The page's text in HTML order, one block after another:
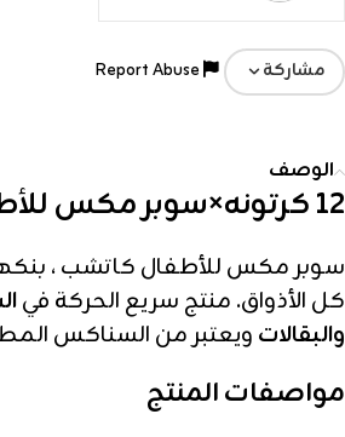
مشاركة
الوصف
12 كرتونه×سوبر مكس للأطفال كاتشب
سوبر مكس للأطفال كاتشب ،
كل الأذواق. منتج سريع الحركة في
والبقالات ويعتبر من السناكس
مواصفات المنتج